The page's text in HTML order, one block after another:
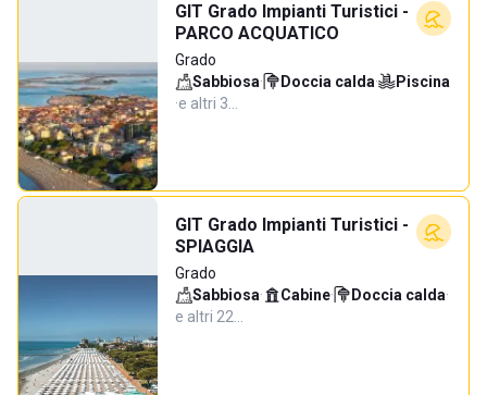
GIT Grado Impianti Turistici -
PARCO ACQUATICO
Grado
Sabbiosa· Doccia calda·
Piscina
·e altri 3…
GIT Grado Impianti Turistici -
SPIAGGIA
Grado
Sabbiosa· Cabine· Doccia calda·
e altri 22…